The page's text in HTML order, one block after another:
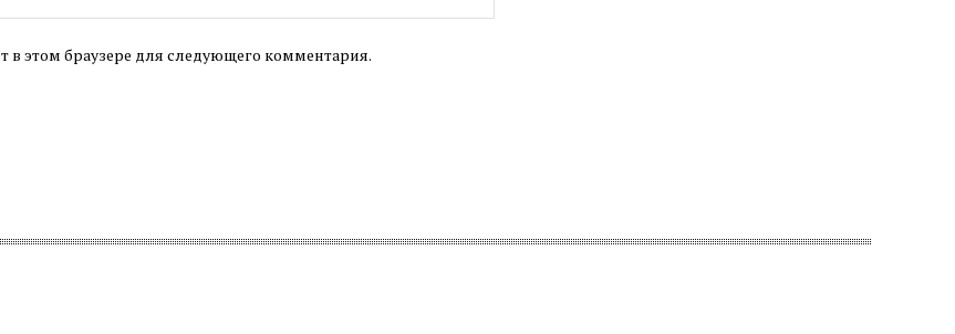
Сайт:
в этом браузере для следующего комментария.